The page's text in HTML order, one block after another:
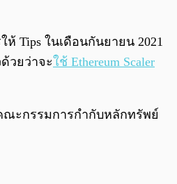
ห้ Tips ในเดือนกันยายน 2021
วยว่าจะใช้ Ethereum Scaler
ะกรรมการกำกับหลักทรัพย์